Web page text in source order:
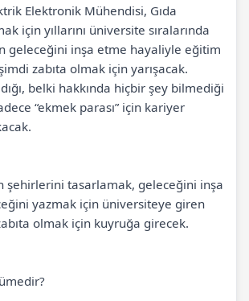
Elektronik Mühendisi, Gıda
için yıllarını üniversite sıralarında
geleceğini inşa etme hayaliyle eğitim
zabıta olmak için yarışacak.
belki hakkında hiçbir şey bilmediği
“ekmek parası” için kariyer
şehirlerini tasarlamak, geleceğini inşa
yazmak için üniversiteye giren
olmak için kuyruğa girecek.